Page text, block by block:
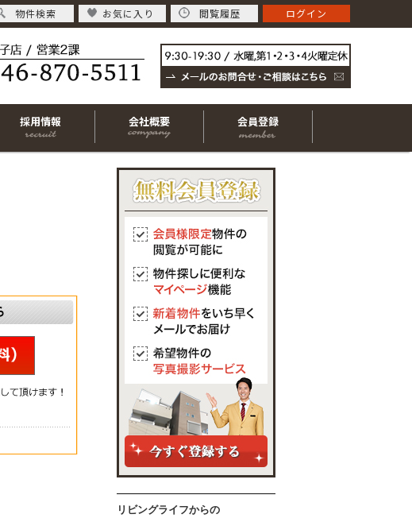
採用情報 会社概要 会員登録
リビングライフからの
物件検索 お気に入り 閲覧履歴 ログイン